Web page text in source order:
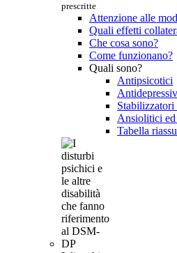
prescritte
Attenzione alle
Quali effetti
Che cosa sono?
Come funzionano?
Quali sono?
Antipsicotici
Ansiolitici
Tabella